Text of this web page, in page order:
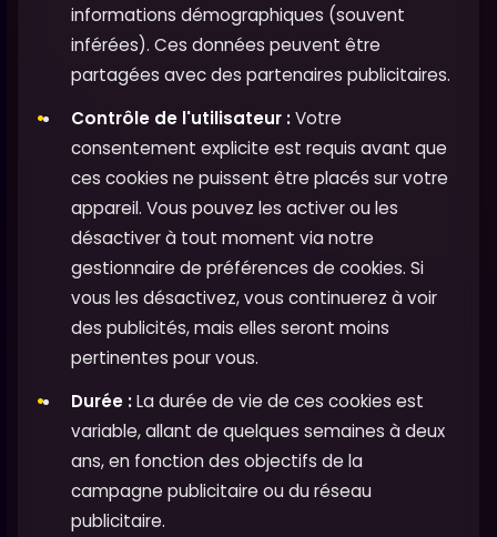
informations démographiques (souvent
inférées). Ces données peuvent être
partagées avec des partenaires publicitaires.
Contrôle de l'utilisateur :Votre
consentement explicite est requis avant que
ces cookies ne puissent être placés sur votre
appareil. Vous pouvez les activer ou les
désactiver à tout moment via notre
gestionnaire de préférences de cookies. Si
vous les désactivez, vous continuerez à voir
des publicités, mais elles seront moins
pertinentes pour vous.
Durée :La durée de vie de ces cookies est
variable, allant de quelques semaines à deux
ans, en fonction des objectifs de la
campagne publicitaire ou du réseau
publicitaire.